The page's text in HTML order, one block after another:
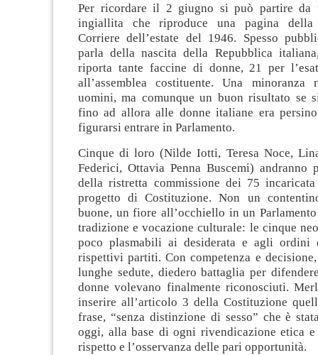
Per ricordare il 2 giugno si può partire da
ingiallita che riproduce una pagina della
Corriere dell’estate del 1946. Spesso
parla della nascita della Repubblica
riporta tante faccine di donne, 21 per
all’assemblea costituente. Una
uomini, ma comunque un buon risultato se
fino ad allora alle donne italiane era
figurarsi entrare in Parlamento.
Cinque di loro (Nilde Iotti, Teresa Noce,
Federici, Ottavia Penna Buscemi) andranno
della ristretta commissione dei 75
progetto di Costituzione. Non un
buone, un fiore all’occhiello in un
tradizione e vocazione culturale: le cinque
poco plasmabili ai desiderata e agli ordini
rispettivi partiti. Con competenza e
lunghe sedute, diedero battaglia per
donne volevano finalmente riconosciuti.
inserire all’articolo 3 della Costituzione
frase, “senza distinzione di sesso” che è
oggi, alla base di ogni rivendicazione etica
rispetto e l’osservanza delle pari opportunità.